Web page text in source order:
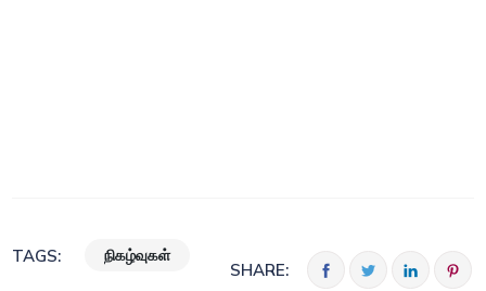
TAGS: நிகழ்வுகள்
SHARE: